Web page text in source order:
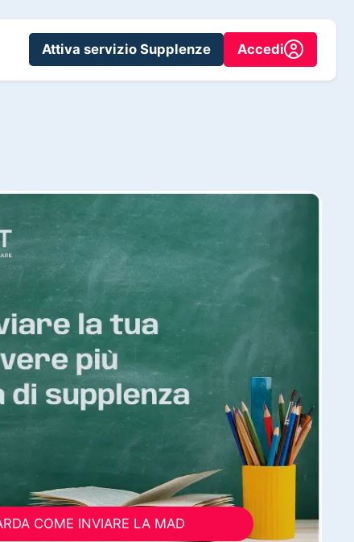
Attiva servizio Supplenze Accedi
COME INVIARE LA MAD